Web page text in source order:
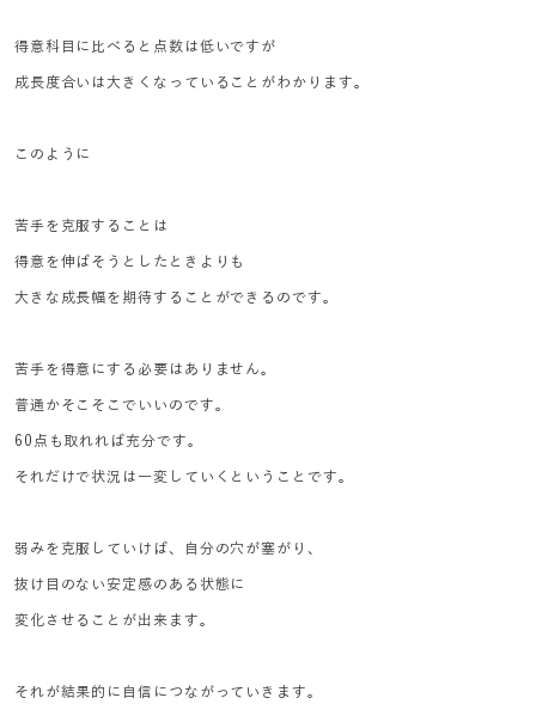
得意科目に比べると点数は低いですが
成長度合いは大きくなっていることがわかります。
このように
苦手を克服することは
得意を伸ばそうとしたときよりも
大きな成長幅を期待することができるのです。
苦手を得意にする必要はありません。
普通かそこそこでいいのです。
60点も取れれば充分です。
それだけで状況は一変していくということです。
弱みを克服していけば、自分の穴が塞がり、
抜け目のない安定感のある状態に
変化させることが出来ます。
それが結果的に自信につながっていきます。